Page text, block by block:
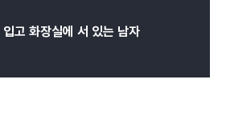
입고 화장실에 서 있는 남자